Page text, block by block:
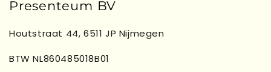
Presenteum BV
Houtstraat 44, 6511 JP Nijmegen
BTW NL860485018B01